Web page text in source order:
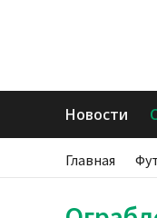
Новости
Главная